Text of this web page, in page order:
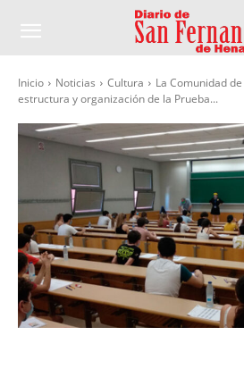
Inicio Noticias Cultura
La Comunidad
estructura y organización de la Prueba...